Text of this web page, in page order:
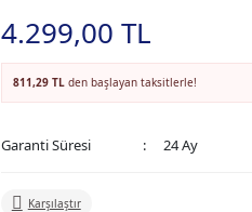
4.299,00 TL
811,29 TLden başlayan taksitlerle!
Garanti Süresi 24 Ay
Karşılaştır